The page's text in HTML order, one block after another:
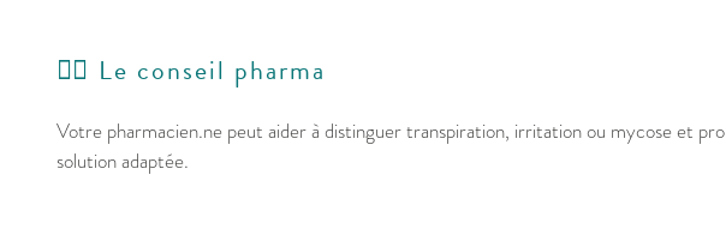
👩‍⚕️ Le conseil pharma
Votre pharmacien.ne peut aider à distinguer transpiration, irritation ou mycose et
solution adaptée.